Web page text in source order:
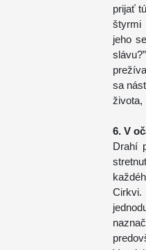
prijať
štyrmi
jeho
sa
života,
6. V
Drahí